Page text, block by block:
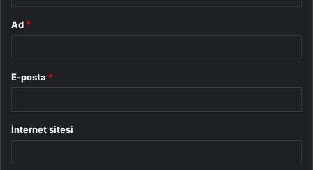
Ad *
E-posta *
İnternet sitesi